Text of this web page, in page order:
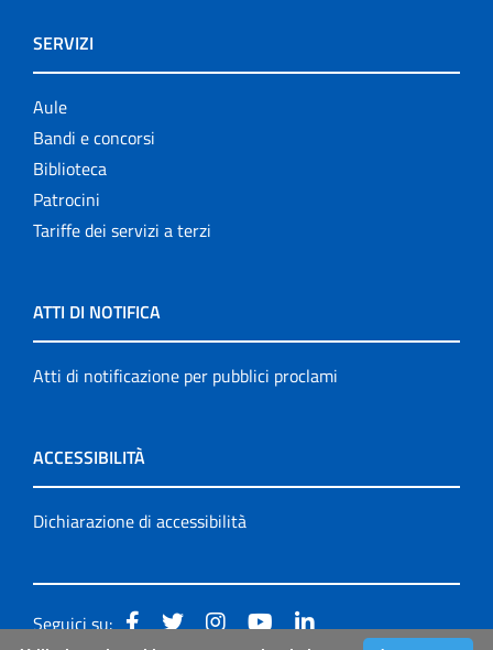
SERVIZI
Aule
Bandi e concorsi
Biblioteca
Patrocini
Tariffe dei servizi a terzi
ATTI DI NOTIFICA
Atti di notificazione per pubblici proclami
ACCESSIBILITÀ
Dichiarazione di accessibilità
Seguici su: